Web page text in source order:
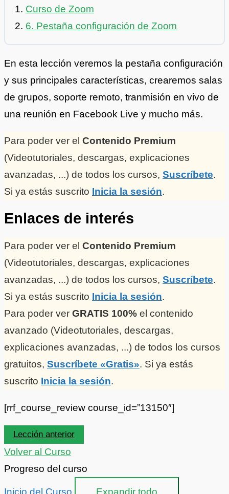
Curso de Zoom
6. Pestaña configuración de Zoom
En esta lección veremos la pestaña configuración
y sus principales características, crearemos salas
de grupos, soporte remoto, tranmisión en vivo de
una reunión en Facebook Live y mucho más.
Para poder ver el Contenido Premium
(Videotutoriales, descargas, explicaciones
avanzadas, ...) de todos los cursos, Suscríbete.
Si ya estás suscrito Inicia la sesión.
Enlaces de interés
Para poder ver el Contenido Premium
(Videotutoriales, descargas, explicaciones
avanzadas, ...) de todos los cursos, Suscríbete.
Si ya estás suscrito Inicia la sesión.
Para poder ver GRATIS 100% el contenido
avanzado (Videotutoriales, descargas,
explicaciones avanzadas, ...) de todos los cursos
gratuitos, Suscríbete «Gratis». Si ya estás
suscrito Inicia la sesión.
[rrf_course_review course_id=”13150″]
Lección anterior
Volver al Curso
Progreso del curso
Inicio del Curso Expandir todo